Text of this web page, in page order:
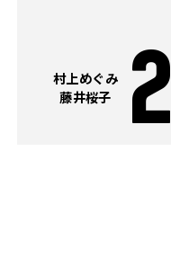
村上めぐみ
藤井桜子
2